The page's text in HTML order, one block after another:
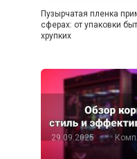
Пузырчатая пленка
сферах: от упаковки
хрупких
29.09.2025